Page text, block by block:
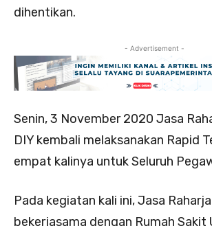
dihentikan.
- Advertisement -
Senin, 3 November 2020 Jasa
DIY kembali melaksanakan Rapid
empat kalinya untuk Seluruh
Pada kegiatan kali ini, Jasa
bekerjasama dengan Rumah Sakit